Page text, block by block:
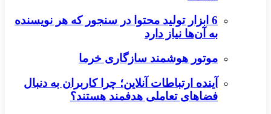
6 ابزار تولید محتوا در سنجور که هر نویسنده
به آن‌ها نیاز دارد
موتور هوشمند سازگاری خرما
آینده ارتباطات آنلاین؛ چرا کاربران به دنبال
فضاهای تعاملی هدفمند هستند؟